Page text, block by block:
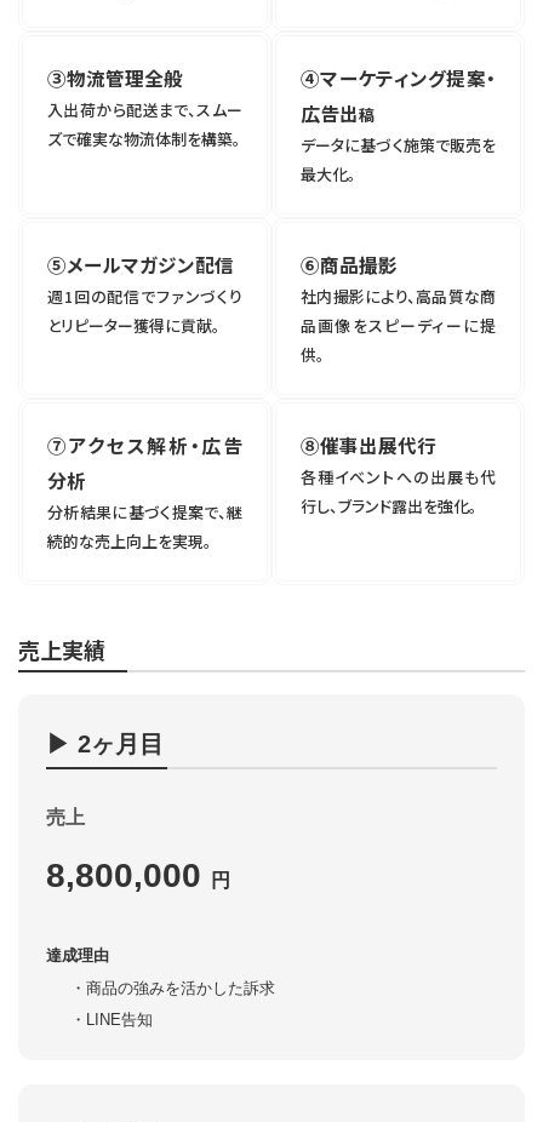
③物流管理全般
入出荷から配送まで、スムー
ズで確実な物流体制を構築。
④マーケティング提案・
広告出稿
データに基づく施策で販売を
最大化。
⑤メールマガジン配信
週1回の配信でファンづくり
とリピーター獲得に貢献。
⑥商品撮影
社内撮影により、高品質な商
品画像をスピーディーに提
供。
⑦アクセス解析・広告
分析
分析結果に基づく提案で、継
続的な売上向上を実現。
⑧催事出展代行
各種イベントへの出展も代
行し、ブランド露出を強化。
売上実績
▶︎ 2ヶ月目
売上
8,800,000 円
達成理由
商品の強みを活かした訴求
LINE告知